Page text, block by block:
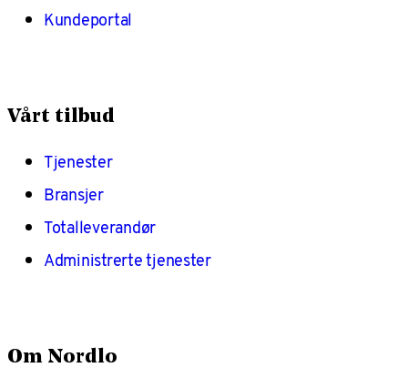
Kundeportal
Vårt tilbud
Tjenester
Bransjer
Totalleverandør
Administrerte tjenester
Om Nordlo